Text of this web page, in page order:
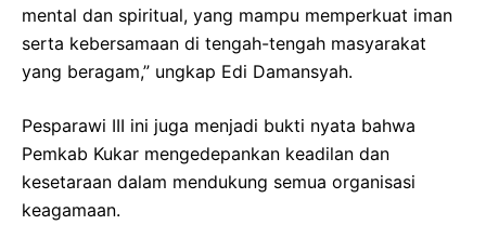
mental dan spiritual, yang mampu memperkuat iman
serta kebersamaan di tengah-tengah masyarakat
yang beragam,” ungkap Edi Damansyah.
Pesparawi III ini juga menjadi bukti nyata bahwa
Pemkab Kukar mengedepankan keadilan dan
kesetaraan dalam mendukung semua organisasi
keagamaan.